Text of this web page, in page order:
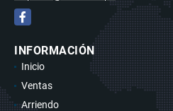
Facebook
INFORMACIÓN
Inicio
Ventas
Arriendo